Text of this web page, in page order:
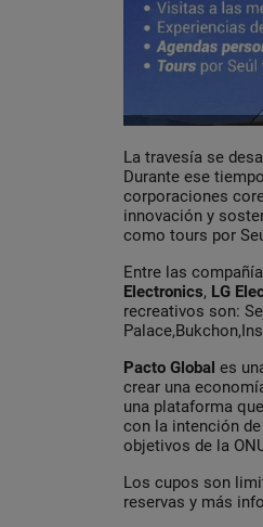
La travesía se
Durante ese
corporaciones
innovación y
como tours por
Entre las
Electronics, LG
recreativos son:
Pacto Global es
crear una
una plataforma
con la intención
objetivos de la
Los cupos son
reservas y más